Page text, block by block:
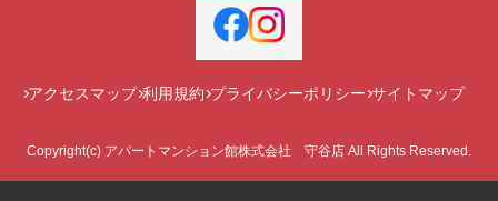
アクセスマップ 利用規約 プライバシーポリシー サイトマップ
Copyright(c) アパートマンション館株式会社 守谷店 All Rights Reserved.